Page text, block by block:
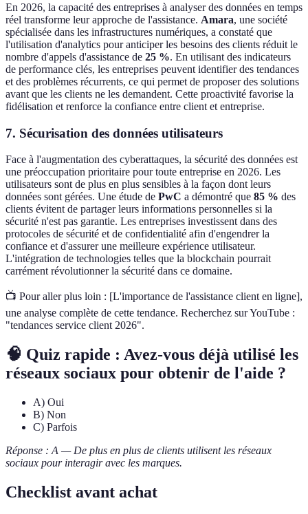
En 2026, la capacité des entreprises à analyser des données en temps
réel transforme leur approche de l'assistance. Amara, une société
spécialisée dans les infrastructures numériques, a constaté que
l'utilisation d'analytics pour anticiper les besoins des clients réduit le
nombre d'appels d'assistance de 25 %. En utilisant des indicateurs
de performance clés, les entreprises peuvent identifier des tendances
et des problèmes récurrents, ce qui permet de proposer des solutions
avant que les clients ne les demandent. Cette proactivité favorise la
fidélisation et renforce la confiance entre client et entreprise.
7. Sécurisation des données utilisateurs
Face à l'augmentation des cyberattaques, la sécurité des données est
une préoccupation prioritaire pour toute entreprise en 2026. Les
utilisateurs sont de plus en plus sensibles à la façon dont leurs
données sont gérées. Une étude de PwC a démontré que 85 % des
clients évitent de partager leurs informations personnelles si la
sécurité n'est pas garantie. Les entreprises investissent dans des
protocoles de sécurité et de confidentialité afin d'engendrer la
confiance et d'assurer une meilleure expérience utilisateur.
L'intégration de technologies telles que la blockchain pourrait
carrément révolutionner la sécurité dans ce domaine.
📺 Pour aller plus loin : [L'importance de l'assistance client en ligne],
une analyse complète de cette tendance. Recherchez sur YouTube :
"tendances service client 2026".
🧠 Quiz rapide : Avez-vous déjà utilisé les
réseaux sociaux pour obtenir de l'aide ?
A) Oui
B) Non
C) Parfois
Réponse : A — De plus en plus de clients utilisent les réseaux
sociaux pour interagir avec les marques.
Checklist avant achat